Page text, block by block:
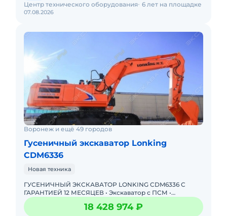
07.08.2026
Центр технического оборудования 6 лет на площадке
Воронеж и ещё 49 городов
Гусеничный экскаватор Lonking
CDM6336
Новая техника
ГУСЕНИЧНЫЙ ЭКСКАВАТОР LONKING CDM6336 С
ГАРАНТИЕЙ 12 МЕСЯЦЕВ • Экскаватор с ПСМ •
Доступна покупка в лизинг! Одобрение онлайн за 15
минут Полная предпр18 428 974 ₽